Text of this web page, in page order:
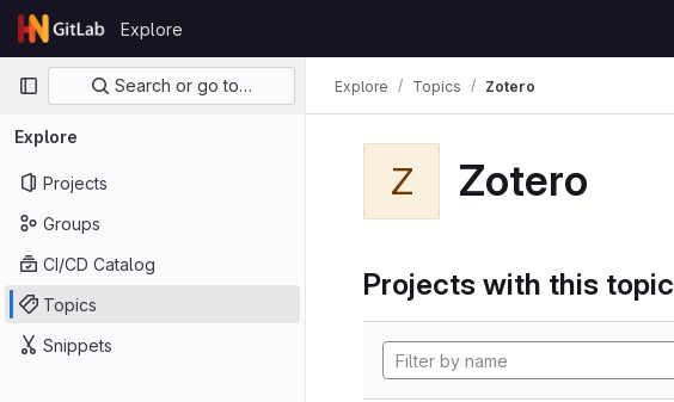
Skip to content
GitLab
Explore
Primary navigation
Search or go to…
Explore
Projects
Groups
CI/CD Catalog
Topics
Snippets
Explore Topics Zotero
Z Zotero
Projects with this topic